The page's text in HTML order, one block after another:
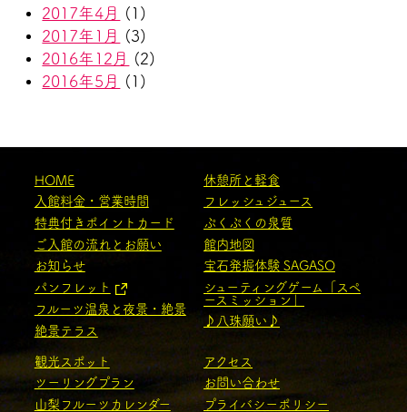
2017年4月
(1)
2017年1月
(3)
2016年12月
(2)
2016年5月
(1)
HOME
入館料金・営業時間
特典付きポイントカード
ご入館の流れとお願い
お知らせ
パンフレット
フルーツ温泉と夜景・絶景
絶景テラス
休憩所と軽食
フレッシュジュース
ぷくぷくの泉質
館内地図
宝石発掘体験 SAGASO
シューティングゲーム「スペ
ースミッション」
♪八珠願い♪
観光スポット
ツーリングプラン
山梨フルーツカレンダー
アクセス
お問い合わせ
プライバシーポリシー